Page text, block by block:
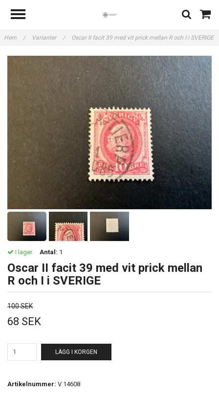
Hem / Varianter / Oscar II facit 39 med vit prick mellan R och I i SVERIGE
I lager. Antal: 1
Oscar II facit 39 med vit prick mellan
R och I i SVERIGE
100 SEK
68 SEK
LÄGG I KORGEN
Artikelnummer: V 14608